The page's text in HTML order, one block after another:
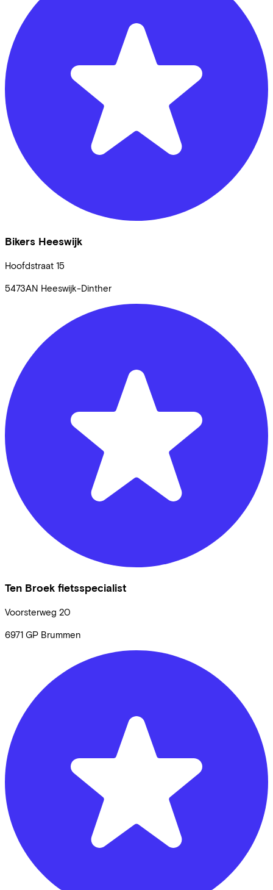
Bikers Heeswijk
Hoofdstraat 15
5473AN Heeswijk-Dinther
Ten Broek fietsspecialist
Voorsterweg 20
6971 GP Brummen